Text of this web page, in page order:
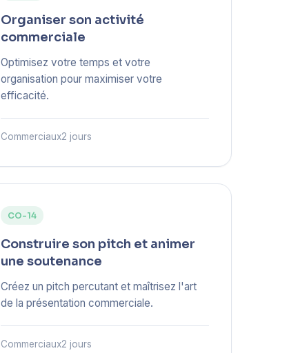
Organiser son activité
commerciale
Optimisez votre temps et votre
organisation pour maximiser votre
efficacité.
Commerciaux2 jours
CO-14
Construire son pitch et animer
une soutenance
Créez un pitch percutant et maîtrisez l'art
de la présentation commerciale.
Commerciaux2 jours